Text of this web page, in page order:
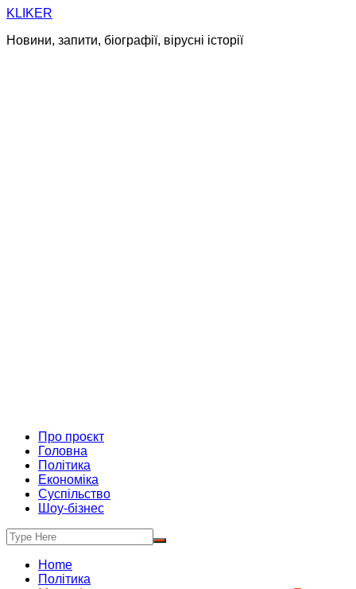
Skip
content
KLIKER
Новини, запити, біографії, вірусні історії
Про проєкт
Головна
Політика
Економіка
Суспільство
Шоу-бізнес
Home
Політика